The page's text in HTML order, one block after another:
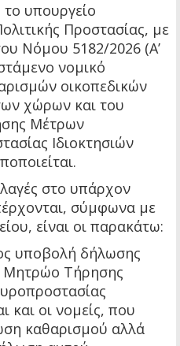
υπουργείο
Προστασίας, με
Νόμου 5182/2026 (Α’
νομικό
οικοπεδικών
χώρων και του
Μέτρων
Ιδιοκτησιών
στο υπάρχον
σύμφωνα με
είναι οι παρακάτω:
υποβολή δήλωσης
Μητρώο Τήρησης
και οι νομείς, που
καθαρισμού αλλά